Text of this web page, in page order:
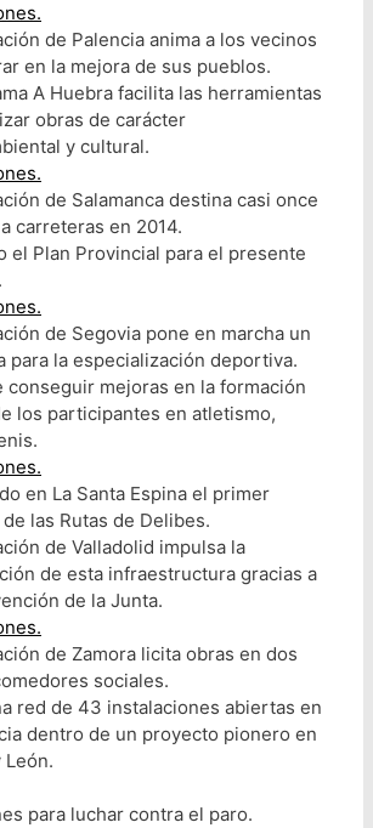
de Palencia anima a los vecinos
en la mejora de sus pueblos.
A Huebra facilita las herramientas
obras de carácter
y cultural.
de Salamanca destina casi once
carreteras en 2014.
el Plan Provincial para el presente
de Segovia pone en marcha un
para la especialización deportiva.
conseguir mejoras en la formación
los participantes en atletismo,
en La Santa Espina el primer
las Rutas de Delibes.
de Valladolid impulsa la
de esta infraestructura gracias a
de la Junta.
de Zamora licita obras en dos
sociales.
red de 43 instalaciones abiertas en
dentro de un proyecto pionero en
León.
para luchar contra el paro.